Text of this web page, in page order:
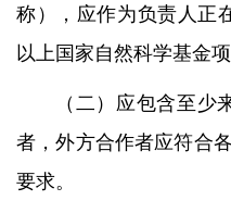
称），应作为负责人正
以上国家自然科学基金项
（二）应包含至少
者，外方合作者应符合
要求。